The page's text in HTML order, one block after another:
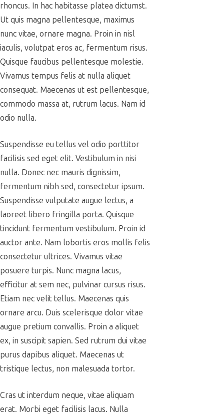
rhoncus. In hac habitasse platea dictumst.
Ut quis magna pellentesque, maximus
nunc vitae, ornare magna. Proin in nisl
iaculis, volutpat eros ac, fermentum risus.
Quisque faucibus pellentesque molestie.
Vivamus tempus felis at nulla aliquet
consequat. Maecenas ut est pellentesque,
commodo massa at, rutrum lacus. Nam id
odio nulla.
Suspendisse eu tellus vel odio porttitor
facilisis sed eget elit. Vestibulum in nisi
nulla. Donec nec mauris dignissim,
fermentum nibh sed, consectetur ipsum.
Suspendisse vulputate augue lectus, a
laoreet libero fringilla porta. Quisque
tincidunt fermentum vestibulum. Proin id
auctor ante. Nam lobortis eros mollis felis
consectetur ultrices. Vivamus vitae
posuere turpis. Nunc magna lacus,
efficitur at sem nec, pulvinar cursus risus.
Etiam nec velit tellus. Maecenas quis
ornare arcu. Duis scelerisque dolor vitae
augue pretium convallis. Proin a aliquet
ex, in suscipit sapien. Sed rutrum dui vitae
purus dapibus aliquet. Maecenas ut
tristique lectus, non malesuada tortor.
Cras ut interdum neque, vitae aliquam
erat. Morbi eget facilisis lacus. Nulla